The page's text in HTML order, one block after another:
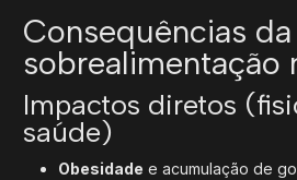
Consequências da
sobrealimentação
Impactos diretos
saúde)
Obesidade e acumulação de